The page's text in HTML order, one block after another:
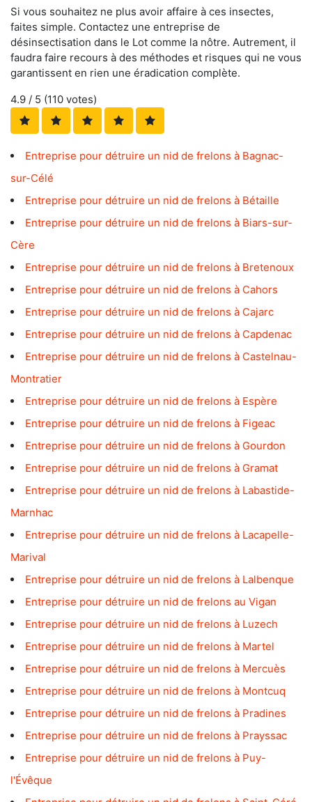
Si vous souhaitez ne plus avoir affaire à ces insectes,
faites simple. Contactez une entreprise de
désinsectisation dans le Lot comme la nôtre. Autrement, il
faudra faire recours à des méthodes et risques qui ne vous
garantissent en rien une éradication complète.
4.9 / 5 (110 votes)
Entreprise pour détruire un nid de frelons à Bagnac-
sur-Célé
Entreprise pour détruire un nid de frelons à Bétaille
Entreprise pour détruire un nid de frelons à Biars-sur-
Cère
Entreprise pour détruire un nid de frelons à Bretenoux
Entreprise pour détruire un nid de frelons à Cahors
Entreprise pour détruire un nid de frelons à Cajarc
Entreprise pour détruire un nid de frelons à Capdenac
Entreprise pour détruire un nid de frelons à Castelnau-
Montratier
Entreprise pour détruire un nid de frelons à Espère
Entreprise pour détruire un nid de frelons à Figeac
Entreprise pour détruire un nid de frelons à Gourdon
Entreprise pour détruire un nid de frelons à Gramat
Entreprise pour détruire un nid de frelons à Labastide-
Marnhac
Entreprise pour détruire un nid de frelons à Lacapelle-
Marival
Entreprise pour détruire un nid de frelons à Lalbenque
Entreprise pour détruire un nid de frelons au Vigan
Entreprise pour détruire un nid de frelons à Luzech
Entreprise pour détruire un nid de frelons à Martel
Entreprise pour détruire un nid de frelons à Mercuès
Entreprise pour détruire un nid de frelons à Montcuq
Entreprise pour détruire un nid de frelons à Pradines
Entreprise pour détruire un nid de frelons à Prayssac
Entreprise pour détruire un nid de frelons à Puy-
l'Évêque